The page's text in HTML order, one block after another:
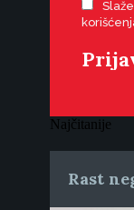
Najčitanije
Rast